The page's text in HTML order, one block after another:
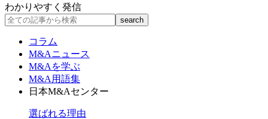
わかりやすく発信
コラム
M&Aニュース
M&Aを学ぶ
M&A用語集
日本M&Aセンター
選ばれる理由